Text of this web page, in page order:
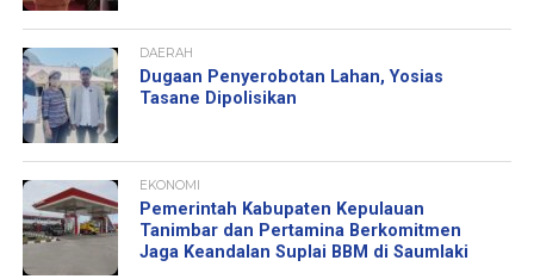
DAERAH
Dugaan Penyerobotan Lahan, Yosias
Tasane Dipolisikan
EKONOMI
Pemerintah Kabupaten Kepulauan
Tanimbar dan Pertamina Berkomitmen
Jaga Keandalan Suplai BBM di Saumlaki